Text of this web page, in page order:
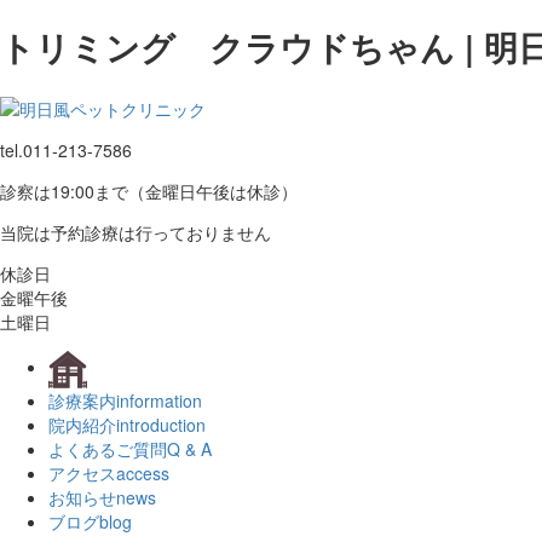
トリミング クラウドちゃん | 明
tel.011-213-7586
診察は19:00まで（金曜日午後は休診）
当院は予約診療は行っておりません
休診日
金曜午後
土曜日
診療案内information
院内紹介introduction
よくあるご質問Q & A
アクセスaccess
お知らせnews
ブログblog